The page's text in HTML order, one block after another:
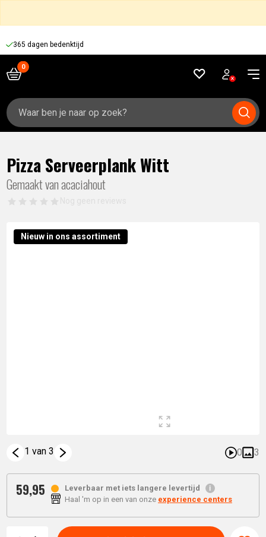
365 dagen bedenktijd
Zoeken
naar:
Pizza Serveerplank Witt
Gemaakt van acaciahout
1 van 3 0 3
Nieuw in ons assortiment
59,95
Leverbaar met iets langere levertijd
Haal 'm op in een van onze experience centers